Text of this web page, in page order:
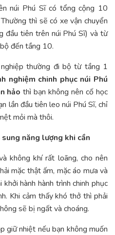
núi Phú Sĩ có tổng cộng 10
thì sẽ có xe vận chuyển
đầu tiên trên núi Phú Sĩ) và từ
đến tầng 10.
thường đi bộ từ tầng 1
nghiệm chinh phục núi Phú
hảo thì bạn không nên cố học
lần đầu tiên leo núi Phú Sĩ, chỉ
mỏi mà thôi.
năng lượng khi cần
không khí rất loãng, cho nên
mặc thật ấm, mặc áo mưa và
hành hành trình chinh phục
Khi cảm thấy khó thở thì phải
sẽ bị ngất và choáng.
giữ nhiệt nếu bạn không muốn